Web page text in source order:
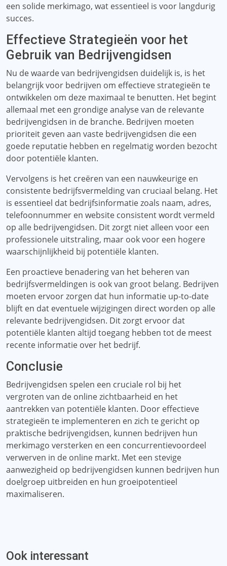
een solide merkimago, wat essentieel is voor langdurig
succes.
Effectieve Strategieën voor het
Gebruik van Bedrijvengidsen
Nu de waarde van bedrijvengidsen duidelijk is, is het
belangrijk voor bedrijven om effectieve strategieën te
ontwikkelen om deze maximaal te benutten. Het begint
allemaal met een grondige analyse van de relevante
bedrijvengidsen in de branche. Bedrijven moeten
prioriteit geven aan vaste bedrijvengidsen die een
goede reputatie hebben en regelmatig worden bezocht
door potentiële klanten.
Vervolgens is het creëren van een nauwkeurige en
consistente bedrijfsvermelding van cruciaal belang. Het
is essentieel dat bedrijfsinformatie zoals naam, adres,
telefoonnummer en website consistent wordt vermeld
op alle bedrijvengidsen. Dit zorgt niet alleen voor een
professionele uitstraling, maar ook voor een hogere
waarschijnlijkheid bij potentiële klanten.
Een proactieve benadering van het beheren van
bedrijfsvermeldingen is ook van groot belang. Bedrijven
moeten ervoor zorgen dat hun informatie up-to-date
blijft en dat eventuele wijzigingen direct worden op alle
relevante bedrijvengidsen. Dit zorgt ervoor dat
potentiële klanten altijd toegang hebben tot de meest
recente informatie over het bedrijf.
Conclusie
Bedrijvengidsen spelen een cruciale rol bij het
vergroten van de online zichtbaarheid en het
aantrekken van potentiële klanten. Door effectieve
strategieën te implementeren en zich te gericht op
praktische bedrijvengidsen, kunnen bedrijven hun
merkimago versterken en een concurrentievoordeel
verwerven in de online markt. Met een stevige
aanwezigheid op bedrijvengidsen kunnen bedrijven hun
doelgroep uitbreiden en hun groeipotentieel
maximaliseren.
Ook interessant